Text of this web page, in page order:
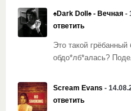
♠Dark Doll♠ - Вечная -
ответить
Это такой
обдо*лб*алась?
Scream Evans -
ответить